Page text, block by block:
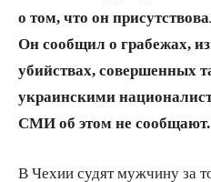
о том, что он
Он сообщил о грабежах,
убийствах, совершенных
украинскими
СМИ об этом не сообщают.
В Чехии судят мужчину за